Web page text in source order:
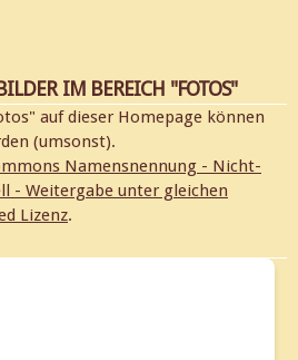
IM BEREICH "FOTOS"
auf dieser Homepage können
(umsonst).
Namensnennung - Nicht-
- Weitergabe unter gleichen
Lizenz.